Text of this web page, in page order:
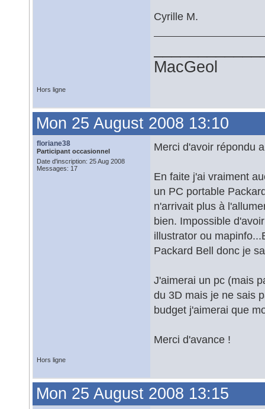
Cyrille M.
MacGeol
Hors ligne
Mon 25 August 2008 13:10
floriane38
Participant occasionnel
Date d'inscription: 25 Aug 2008
Messages: 17
Merci d'avoir répondu
En faite j'ai vraiment
un PC portable
n'arrivait plus à
bien. Impossible
illustrator ou
Packard Bell donc je
J'aimerai un pc (mais
du 3D mais je ne sais
budget j'aimerai que
Merci d'avance !
Hors ligne
Mon 25 August 2008 13:15